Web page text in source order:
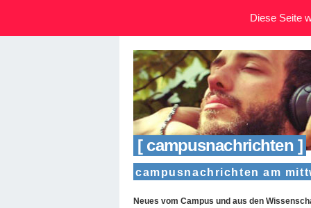
[ campusnachrichten ]
campusnachrichten am
Neues vom Campus und aus den
Diese Seite